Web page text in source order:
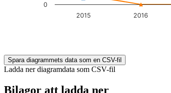
2015 2016
0
Spara diagrammets data som en CSV-fil
Ladda ner diagramdata som CSV-fil
Bilagor att ladda ner